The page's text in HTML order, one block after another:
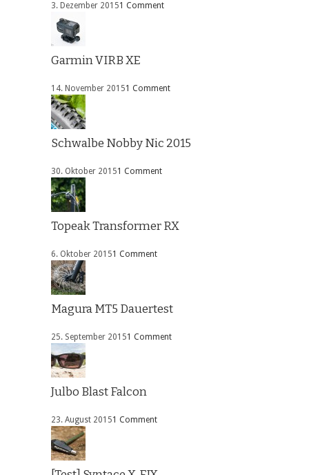
3. Dezember 20151 Comment
Garmin VIRB XE
14. November 20151 Comment
Schwalbe Nobby Nic 2015
30. Oktober 20151 Comment
Topeak Transformer RX
6. Oktober 20151 Comment
Magura MT5 Dauertest
25. September 20151 Comment
Julbo Blast Falcon
23. August 20151 Comment